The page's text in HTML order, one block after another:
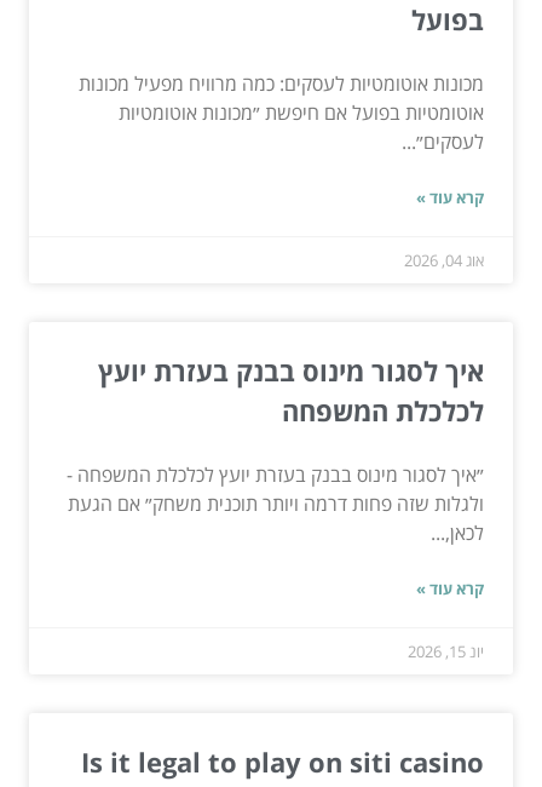
בפועל
מכונות אוטומטיות לעסקים: כמה מרוויח מפעיל מכונות
אוטומטיות בפועל אם חיפשת ״מכונות אוטומטיות
לעסקים״...
קרא עוד »
אוג 04, 2026
איך לסגור מינוס בבנק בעזרת יועץ
לכלכלת המשפחה
״איך לסגור מינוס בבנק בעזרת יועץ לכלכלת המשפחה -
ולגלות שזה פחות דרמה ויותר תוכנית משחק״ אם הגעת
לכאן,...
קרא עוד »
יונ 15, 2026
Is it legal to play on siti casino